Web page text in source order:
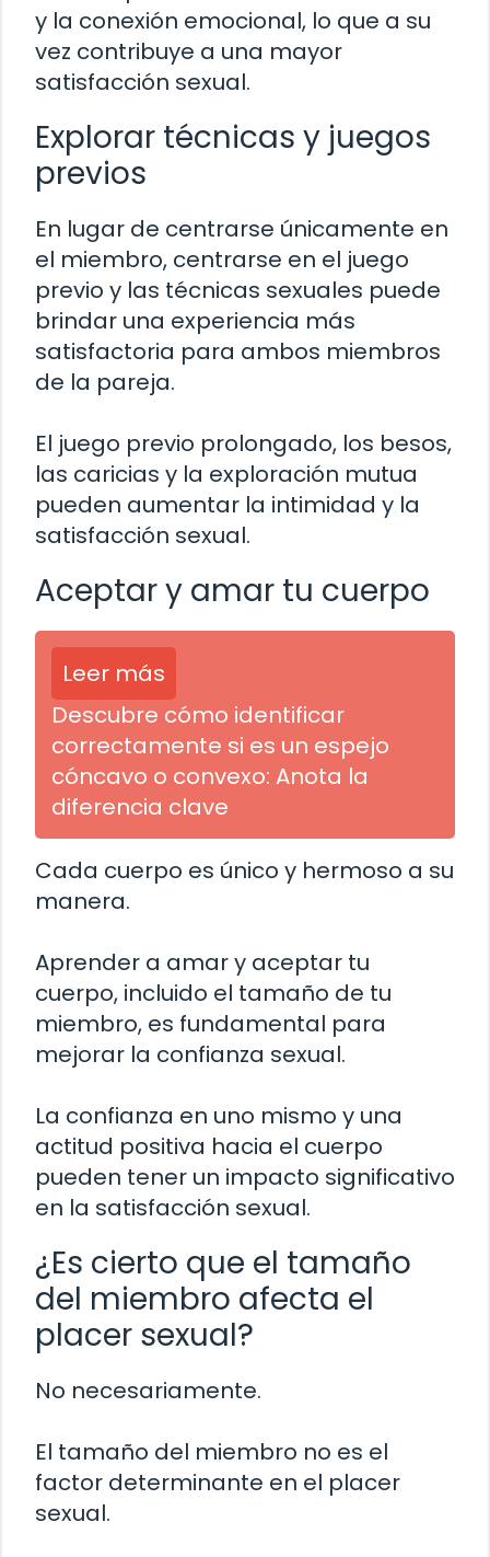
y la conexión emocional, lo que a su
vez contribuye a una mayor
satisfacción sexual.
Explorar técnicas y juegos
previos
En lugar de centrarse únicamente en
el miembro, centrarse en el juego
previo y las técnicas sexuales puede
brindar una experiencia más
satisfactoria para ambos miembros
de la pareja.
El juego previo prolongado, los besos,
las caricias y la exploración mutua
pueden aumentar la intimidad y la
satisfacción sexual.
Aceptar y amar tu cuerpo
Leer más
Descubre cómo identificar
correctamente si es un espejo
cóncavo o convexo: Anota la
diferencia clave
Cada cuerpo es único y hermoso a su
manera.
Aprender a amar y aceptar tu
cuerpo, incluido el tamaño de tu
miembro, es fundamental para
mejorar la confianza sexual.
La confianza en uno mismo y una
actitud positiva hacia el cuerpo
pueden tener un impacto significativo
en la satisfacción sexual.
¿Es cierto que el tamaño
del miembro afecta el
placer sexual?
No necesariamente.
El tamaño del miembro no es el
factor determinante en el placer
sexual.